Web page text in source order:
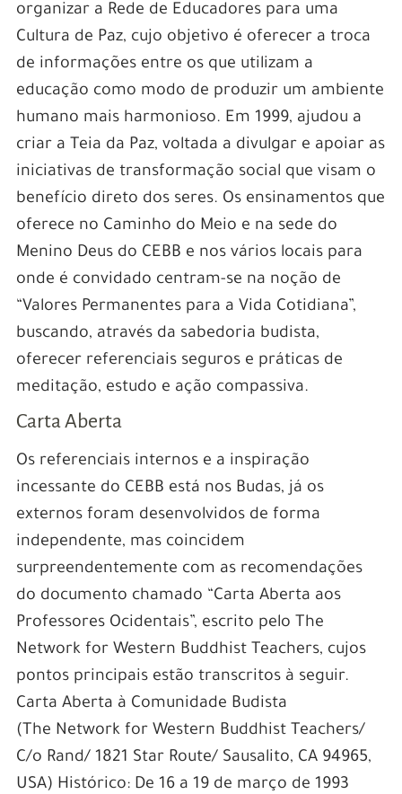
organizar a Rede de Educadores para uma
Cultura de Paz, cujo objetivo é oferecer a troca
de informações entre os que utilizam a
educação como modo de produzir um ambiente
humano mais harmonioso. Em 1999, ajudou a
criar a Teia da Paz, voltada a divulgar e apoiar as
iniciativas de transformação social que visam o
benefício direto dos seres. Os ensinamentos que
oferece no Caminho do Meio e na sede do
Menino Deus do CEBB e nos vários locais para
onde é convidado centram-se na noção de
“Valores Permanentes para a Vida Cotidiana”,
buscando, através da sabedoria budista,
oferecer referenciais seguros e práticas de
meditação, estudo e ação compassiva.
Carta Aberta
Os referenciais internos e a inspiração
incessante do CEBB está nos Budas, já os
externos foram desenvolvidos de forma
independente, mas coincidem
surpreendentemente com as recomendações
do documento chamado “Carta Aberta aos
Professores Ocidentais”, escrito pelo The
Network for Western Buddhist Teachers, cujos
pontos principais estão transcritos à seguir.
Carta Aberta à Comunidade Budista
(The Network for Western Buddhist Teachers/
C/o Rand/ 1821 Star Route/ Sausalito, CA 94965,
USA) Histórico: De 16 a 19 de março de 1993